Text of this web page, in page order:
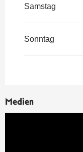
Samstag
Sonntag
Medien